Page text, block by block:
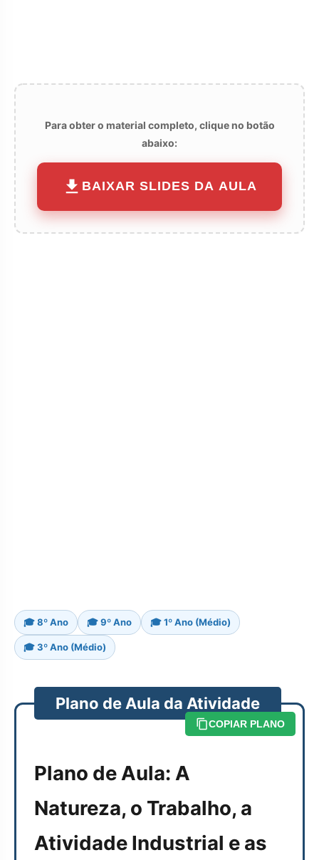
Para obter o material completo, clique no botão
abaixo:
BAIXAR SLIDES DA AULA
🎓 8º Ano 🎓 9º Ano 🎓 1º Ano (Médio)
🎓 3º Ano (Médio)
Plano de Aula da Atividade
COPIAR PLANO
Plano de Aula: A
Natureza, o Trabalho, a
Atividade Industrial e as